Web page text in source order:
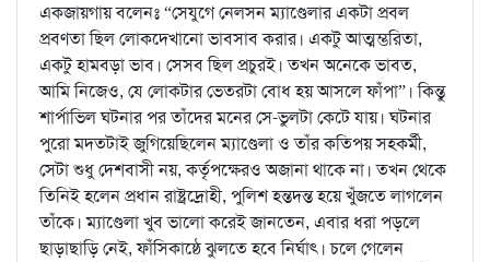
একজায়গায় বলেনঃ “সেযুগে নেলসন ম্যাণ্ডেলার একটা প্রবল
প্রবণতা ছিল লোকদেখানো ভাবসাব করার। একটু আত্মম্ভরিতা,
একটু হামবড়া ভাব। সেসব ছিল প্রচুরই। তখন অনেকে ভাবত,
আমি নিজেও, যে লোকটার ভেতরটা বোধ হয় আসলে ফাঁপা”। কিন্তু
শার্পাভিল ঘটনার পর তাঁদের মনের সে-ভুলটা কেটে যায়। ঘটনার
পুরো মদতটাই জুগিয়েছিলেন ম্যাণ্ডেলা ও তাঁর কতিপয় সহকর্মী,
সেটা শুধু দেশবাসী নয়, কর্তৃপক্ষেরও অজানা থাকে না। তখন থেকে
তিনিই হলেন প্রধান রাষ্ট্রদ্রোহী, পুলিশ হন্তদন্ত হয়ে খুঁজতে লাগলেন
তাঁকে। ম্যাণ্ডেলা খুব ভালো করেই জানতেন, এবার ধরা পড়লে
ছাড়াছাড়ি নেই, ফাঁসিকাষ্ঠে ঝুলতে হবে নির্ঘাৎ। চলে গেলেন